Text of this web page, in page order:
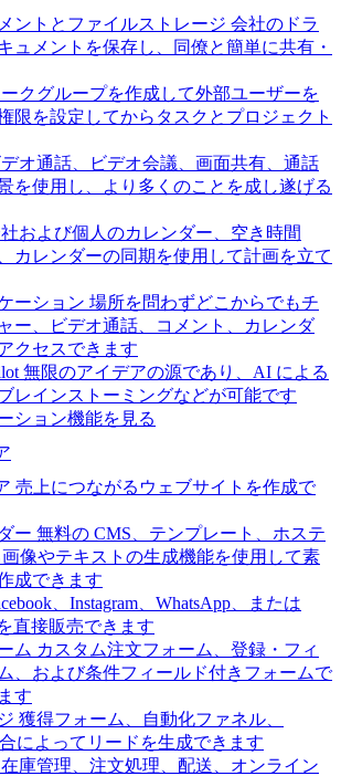
ントとファイルストレージ 会社のドラ
ュメントを保存し、同僚と簡単に共有・
ークグループを作成して外部ユーザーを
限を設定してからタスクとプロジェクト
デオ通話、ビデオ会議、画面共有、通話
を使用し、より多くのことを成し遂げる
および個人のカレンダー、空き時間
カレンダーの同期を使用して計画を立て
ーション 場所を問わずどこからでもチ
ー、ビデオ通話、コメント、カレンダ
クセスできます
無限のアイデアの源であり、AI による
レインストーミングなどが可能です
ション機能を見る
売上につながるウェブサイトを作成で
ー 無料の CMS、テンプレート、ホステ
像やテキストの生成機能を使用して素
成できます
、Instagram、WhatsApp、または
直接販売できます
ム カスタム注文フォーム、登録・フィ
、および条件フィールド付きフォームで
す
獲得フォーム、自動化ファネル、
によってリードを生成できます
在庫管理、注文処理、配送、オンライン